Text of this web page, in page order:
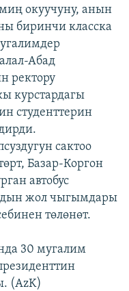
окуучуну, анын
биринчи класска
Абад
ректору
курстардагы
студенттерин
сактоо
Базар-Коргон
автобус
жол чыгымдары
төлөнөт.
30 мугалим
(AzK)